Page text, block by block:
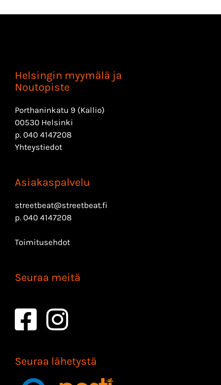
Helsingin myymälä ja
Noutopiste
Porthaninkatu 9 (Kallio)
00530 Helsinki
p. 040 4147208
Yhteystiedot
Asiakaspalvelu
streetbeat@streetbeat.fi
p. 040 4147208
Toimitusehdot
Seuraa meitä
Seuraa lähetystä